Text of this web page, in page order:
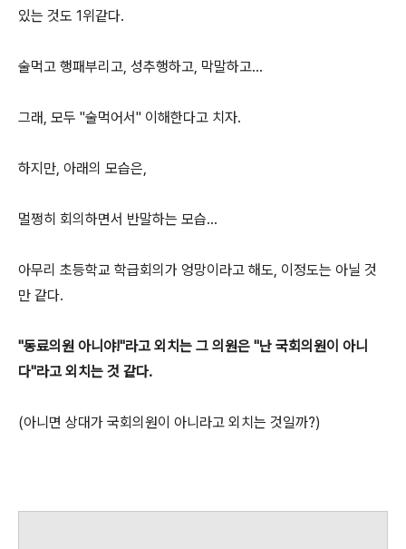
있는 것도 1위같다.
술먹고 행패부리고, 성추행하고, 막말하고...
그래, 모두 "술먹어서" 이해한다고 치자.
하지만, 아래의 모습은,
멀쩡히 회의하면서 반말하는 모습...
아무리 초등학교 학급회의가 엉망이라고 해도, 이정도는 아닐 것
만 같다.
"동료의원 아니야!"라고 외치는 그 의원은 "난 국회의원이 아니
다"라고 외치는 것 같다.
(아니면 상대가 국회의원이 아니라고 외치는 것일까?)